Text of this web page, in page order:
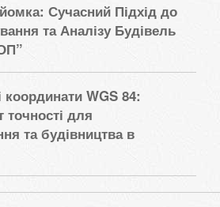
Сучасний Підхід до
та Аналізу Будівель
координати WGS 84:
для
та будівництва в